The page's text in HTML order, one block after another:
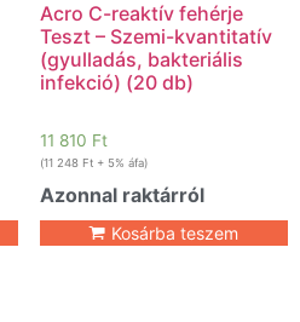
Acro C-reaktív fehérje
Teszt – Szemi-kvantitatív
(gyulladás, bakteriális
infekció) (20 db)
11 810 Ft
(11 248 Ft+ 5% áfa)
Azonnal raktárról
Kosárba teszem